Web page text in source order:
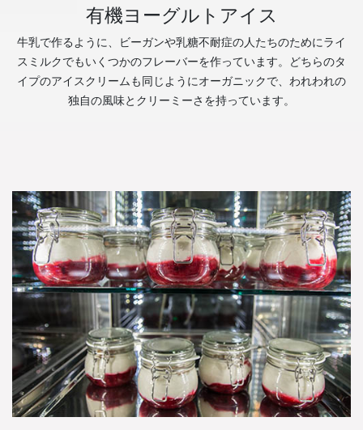
有機ヨーグルトアイス
牛乳で作るように、ビーガンや乳糖不耐症の人たちのためにライ
スミルクでもいくつかのフレーバーを作っています。どちらのタ
イプのアイスクリームも同じようにオーガニックで、われわれの
独自の風味とクリーミーさを持っています。